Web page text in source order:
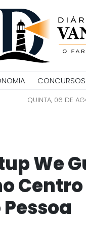
QUINTA, 06 DE
We